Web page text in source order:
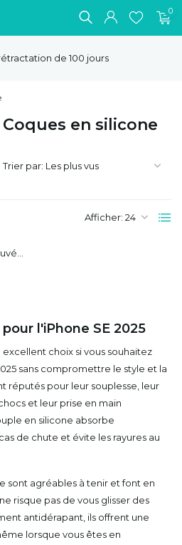
0
de 100 jours
Coques en silicone
Afficher:
Trier par:
l'iPhone SE 2025
excellent choix si vous souhaitez
sans compromettre le style et la
réputés pour leur souplesse, leur
et leur prise en main
en silicone absorbe
de chute et évite les rayures au
sont agréables à tenir et font en
risque pas de vous glisser des
antidérapant, ils offrent une
lorsque vous êtes en